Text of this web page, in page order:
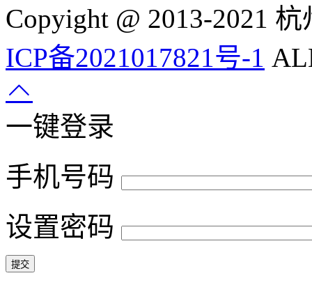
Copyight @ 2013-2021
ICP备2021017821号-1
一键登录
手机号码
设置密码